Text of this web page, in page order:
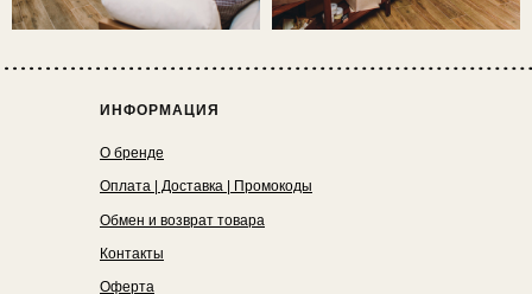
ИНФОРМАЦИЯ
О бренде
Оплата | Доставка | Промокоды
Обмен и возврат товара
Контакты
Оферта